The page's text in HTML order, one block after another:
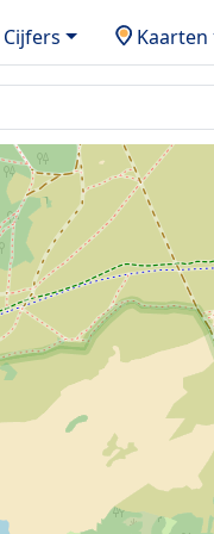
Cijfers Kaarten